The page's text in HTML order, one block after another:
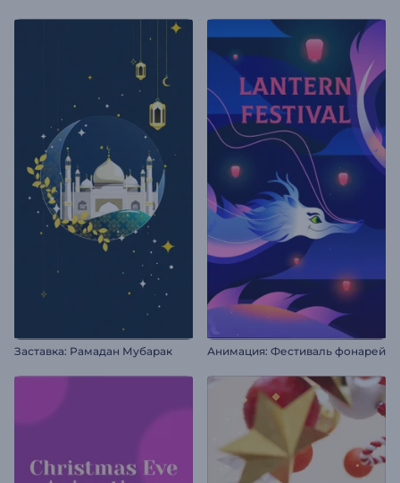
Заставка: Рамадан Мубарак Анимация: Фестиваль фонарей